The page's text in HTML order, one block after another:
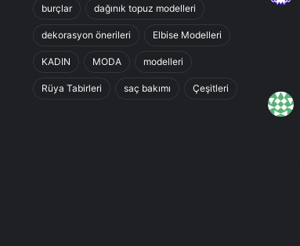
burçlar dağınık topuz modelleri
dekorasyon önerileri Elbise Modelleri
KADIN MODA modelleri
Rüya Tabirleri saç bakımı Çeşitleri